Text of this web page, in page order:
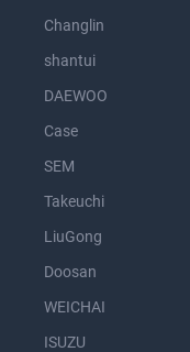
Changlin
shantui
DAEWOO
Case
SEM
Takeuchi
LiuGong
Doosan
WEICHAI
ISUZU